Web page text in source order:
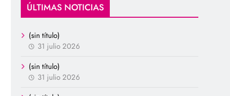
ÚLTIMAS NOTICIAS
(sin título)
31 julio 2026
(sin título)
31 julio 2026